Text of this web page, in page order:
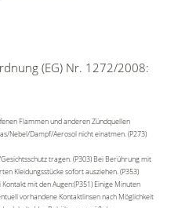
(EG) Nr. 1272/2008:
Flammen und anderen Zündquellen
Nebel/Dampf/Aerosol nicht einatmen. (P273)
tragen. (P303) Bei Berührung mit
Kleidungsstücke sofort ausziehen. (P353)
mit den Augen:(P351) Einige Minuten
vorhandene Kontaktlinsen nach Möglichkeit